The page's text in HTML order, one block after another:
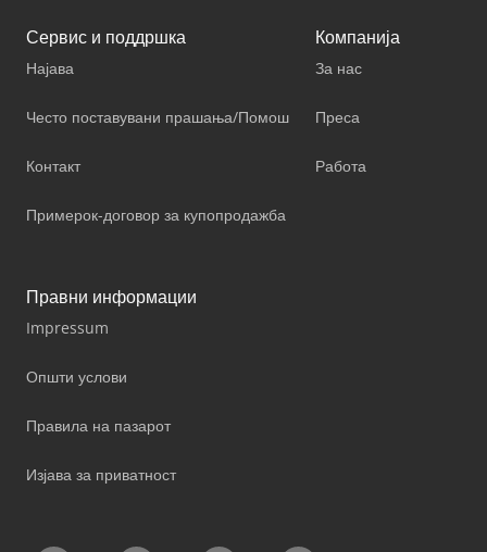
Сервис и поддршка
Најава
Често поставувани прашања/Помош
Контакт
Примерок-договор за купопродажба
Компанија
За нас
Преса
Работа
Правни информации
Impressum
Општи услови
Правила на пазарот
Изјава за приватност